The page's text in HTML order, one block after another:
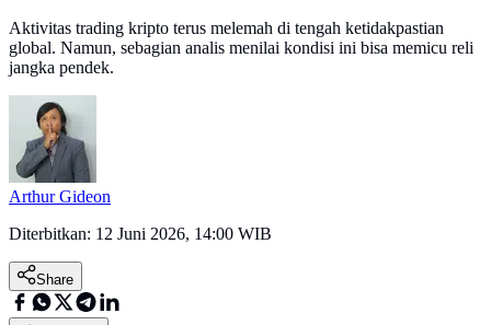
Aktivitas trading kripto terus melemah di tengah ketidakpastian
global. Namun, sebagian analis menilai kondisi ini bisa memicu reli
jangka pendek.
Arthur Gideon
Diterbitkan: 12 Juni 2026, 14:00 WIB
Share